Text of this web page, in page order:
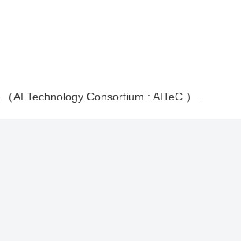
AI Technology Consortium : AITeC ）.